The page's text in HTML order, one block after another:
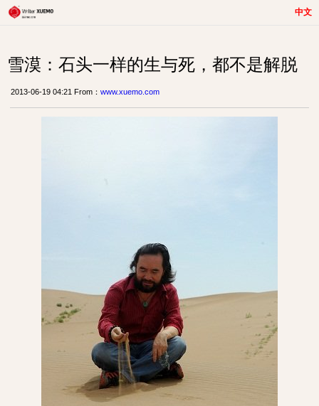
中文
雪漠：石头一样的生与死，都不是解脱
2013-06-19 04:21 From： www.xuemo.com